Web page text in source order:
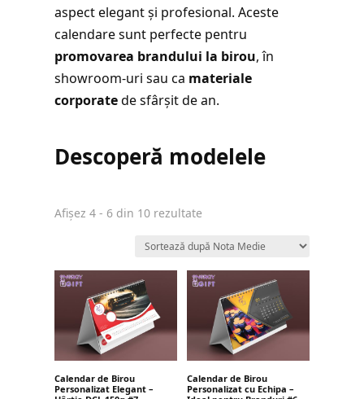
aspect elegant și profesional. Aceste
calendare sunt perfecte pentru
promovarea brandului la birou, în
showroom-uri sau ca materiale
corporatede sfârșit de an.
Descoperă modelele
Afișez 4 - 6 din 10 rezultate
medie
Calendar de Birou
Personalizat Elegant –
Calendar de Birou
Personalizat cu Echipa –